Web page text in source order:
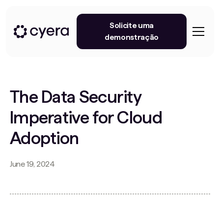
Solicite uma
demonstração
The Data Security
Imperative for Cloud
Adoption
June 19, 2024